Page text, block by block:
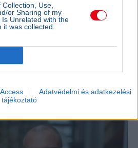
Use,
or Sharing of my
Unrelated with the
was collected.
Adatvédelmi és adatkezelési
tájékoztató
elnök
lesz meglepetés a
neveiben, a parlament
jelölt közül.
7.
a javaslatokat a